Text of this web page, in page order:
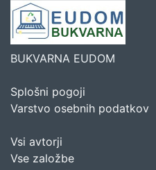
BUKVARNA EUDOM
Splošni pogoji
Varstvo osebnih podatkov
Vsi avtorji
Vse založbe